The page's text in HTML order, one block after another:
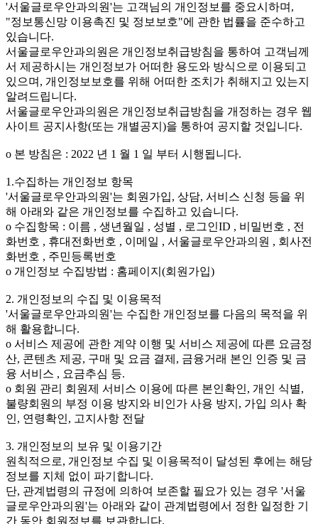
'서울글로우안과의원'는 고객님의 개인정보를 중요시하며,
"정보통신망 이용촉진 및 정보보호"에 관한 법률을 준수하고
있습니다.
서울글로우안과의원은 개인정보취급방침을 통하여 고객님께
서 제공하시는 개인정보가 어떠한 용도와 방식으로 이용되고
있으며, 개인정보보호를 위해 어떠한 조치가 취해지고 있는지
알려드립니다.
서울글로우안과의원은 개인정보취급방침을 개정하는 경우 웹
사이트 공지사항(또는 개별공지)을 통하여 공지할 것입니다.
ο 본 방침은 : 2022 년 1 월 1 일 부터 시행됩니다.
1.수집하는 개인정보 항목
'서울글로우안과의원'는 회원가입, 상담, 서비스 신청 등을 위
해 아래와 같은 개인정보를 수집하고 있습니다.
ο 수집항목 : 이름 , 생년월일 , 성별 , 로그인ID , 비밀번호 , 전
화번호 , 휴대전화번호 , 이메일 , 서울글로우안과의원 , 회사전
화번호 , 주민등록번호
ο 개인정보 수집방법 : 홈페이지(회원가입)
2. 개인정보의 수집 및 이용목적
'서울글로우안과의원'는 수집한 개인정보를 다음의 목적을 위
해 활용합니다.
ο 서비스 제공에 관한 계약 이행 및 서비스 제공에 따른 요금정
산, 콘텐츠 제공, 구매 및 요금 결제, 금융거래 본인 인증 및 금
융 서비스 , 요금추심 등.
ο 회원 관리 회원제 서비스 이용에 따른 본인확인, 개인 식별,
불량회원의 부정 이용 방지와 비인가 사용 방지, 가입 의사 확
인, 연령확인, 고지사항 전달
3. 개인정보의 보유 및 이용기간
원칙적으로, 개인정보 수집 및 이용목적이 달성된 후에는 해당
정보를 지체 없이 파기합니다.
단, 관계법령의 규정에 의하여 보존할 필요가 있는 경우 '서울
글로우안과의원'는 아래와 같이 관계법령에서 정한 일정한 기
간 동안 회원정보를 보관합니다.